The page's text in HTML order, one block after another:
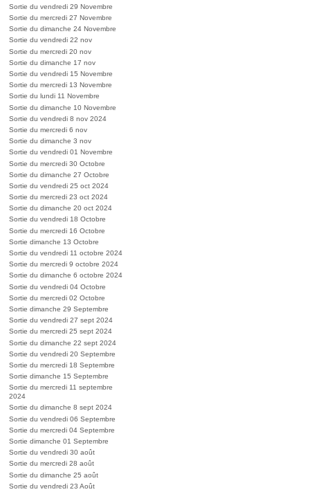
Sortie du vendredi 29 Novembre
Sortie du mercredi 27 Novembre
Sortie du dimanche 24 Novembre
Sortie du vendredi 22 nov
Sortie du mercredi 20 nov
Sortie du dimanche 17 nov
Sortie du vendredi 15 Novembre
Sortie du mercredi 13 Novembre
Sortie du lundi 11 Novembre
Sortie du dimanche 10 Novembre
Sortie du vendredi 8 nov 2024
Sortie du mercredi 6 nov
Sortie du dimanche 3 nov
Sortie du vendredi 01 Novembre
Sortie du mercredi 30 Octobre
Sortie du dimanche 27 Octobre
Sortie du vendredi 25 oct 2024
Sortie du mercredi 23 oct 2024
Sortie du dimanche 20 oct 2024
Sortie du vendredi 18 Octobre
Sortie du mercredi 16 Octobre
Sortie dimanche 13 Octobre
Sortie du vendredi 11 octobre 2024
Sortie du mercredi 9 octobre 2024
Sortie du dimanche 6 octobre 2024
Sortie du vendredi 04 Octobre
Sortie du mercredi 02 Octobre
Sortie dimanche 29 Septembre
Sortie du vendredi 27 sept 2024
Sortie du mercredi 25 sept 2024
Sortie du dimanche 22 sept 2024
Sortie du vendredi 20 Septembre
Sortie du mercredi 18 Septembre
Sortie dimanche 15 Septembre
Sortie du mercredi 11 septembre
2024
Sortie du dimanche 8 sept 2024
Sortie du vendredi 06 Septembre
Sortie du mercredi 04 Septembre
Sortie dimanche 01 Septembre
Sortie du vendredi 30 août
Sortie du mercredi 28 août
Sortie du dimanche 25 août
Sortie du vendredi 23 Août